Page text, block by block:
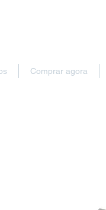
Comprar agora